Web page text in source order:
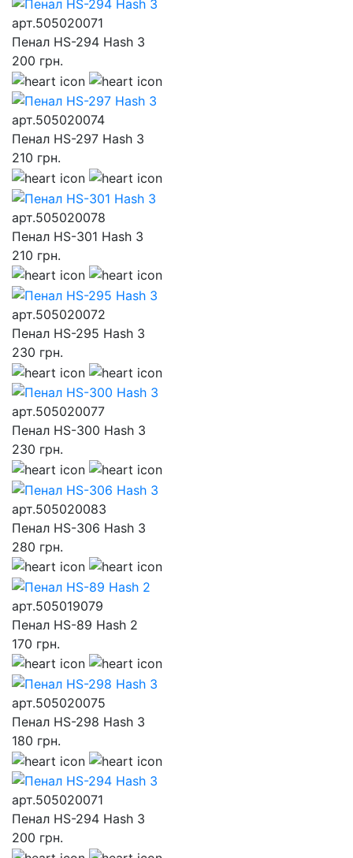
арт.505020071
Пенал HS-294 Hash 3
200 грн.
арт.505020074
Пенал HS-297 Hash 3
210 грн.
арт.505020078
Пенал HS-301 Hash 3
210 грн.
арт.505020072
Пенал HS-295 Hash 3
230 грн.
арт.505020077
Пенал HS-300 Hash 3
230 грн.
арт.505020083
Пенал HS-306 Hash 3
280 грн.
арт.505019079
Пенал HS-89 Hash 2
170 грн.
арт.505020075
Пенал HS-298 Hash 3
180 грн.
арт.505020071
Пенал HS-294 Hash 3
200 грн.